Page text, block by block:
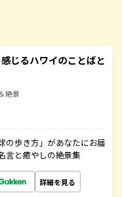
じるハワイのことばと
絶景
の歩き方」があなたにお届
言と癒やしの絶景集
詳細を見る